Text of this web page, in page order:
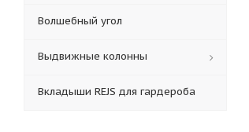
Волшебный угол
Выдвижные колонны
Вкладыши REJS для гардероба